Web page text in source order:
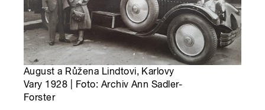
August a Růžena Lindtovi, Karlovy
Vary 1928 | Foto: Archiv Ann Sadler-
Forster